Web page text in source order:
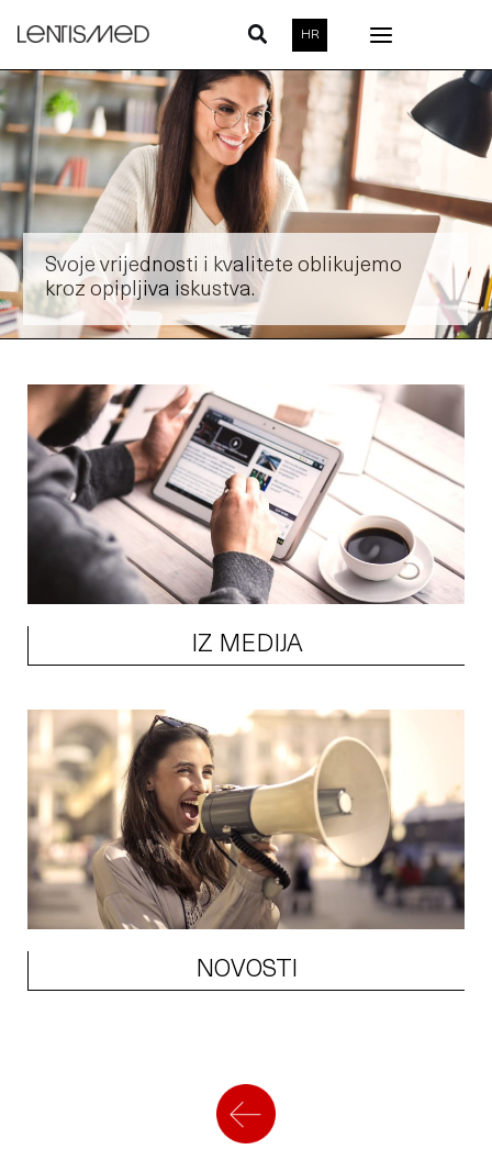
content
HR
Svoje vrijednosti i kvalitete oblikujemo
kroz opipljiva iskustva.
IZ MEDIJA
NOVOSTI